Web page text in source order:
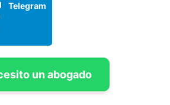
Telegram
un abogado